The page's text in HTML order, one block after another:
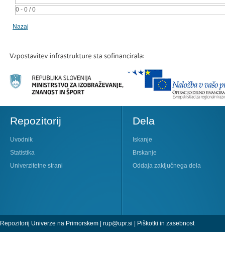
0 - 0 / 0
Nazaj
Repozitorij
Uvodnik
Statistika
Univerzitetne strani
Dela
Iskanje
Brskanje
Oddaja zaključnega dela
Repozitorij Univerze na Primorskem | rup@upr.si Piškotki in zasebnost